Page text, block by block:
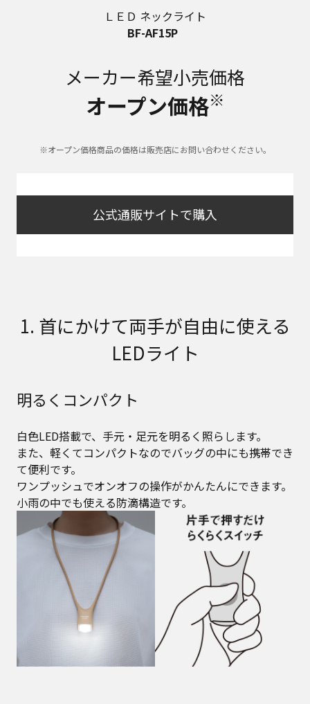
ＬＥＤ ネックライト
BF-AF15P
メーカー希望小売価格
オープン価格※
※オープン価格商品の価格は販売店にお問い合わせください。
公式通販サイトで購入
1. 首にかけて両手が自由に使える
LEDライト
明るくコンパクト
白色LED搭載で、手元・足元を明るく照らします。
また、軽くてコンパクトなのでバッグの中にも携帯でき
て便利です。
ワンプッシュでオンオフの操作がかんたんにできます。
小雨の中でも使える防滴構造です。